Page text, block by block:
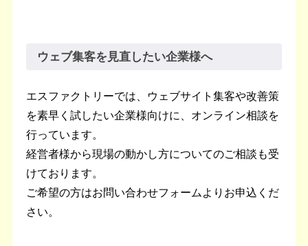
ウェブ集客を見直したい企業様へ
エスファクトリーでは、ウェブサイト集客や改善策
を素早く試したい企業様向けに、オンライン相談を
行っています。
経営者様から現場の動かし方についてのご相談も受
けております。
ご希望の方はお問い合わせフォームよりお申込くだ
さい。